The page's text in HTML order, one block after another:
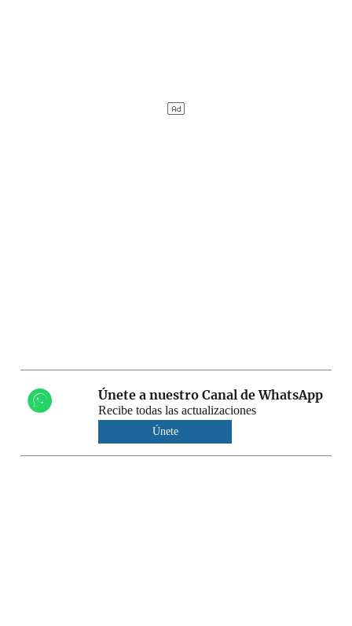
Únete a nuestro Canal de WhatsApp
Recibe todas las actualizaciones
Únete